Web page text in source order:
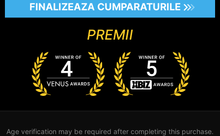
FINALIZEAZA CUMPARATURILE
PREMII
Age verification may be required after completing this purchase.